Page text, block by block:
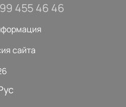
455 46 46
сайта